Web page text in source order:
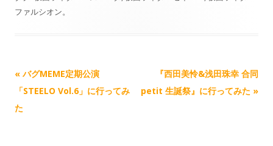
k
d
L
iファルシオン。
記
事
ナ
« バグMEME定期公演
「STEELO Vol.6」に行ってみ
た
『西田美怜&浅田珠幸 合同
petit 生誕祭』に行ってみた »